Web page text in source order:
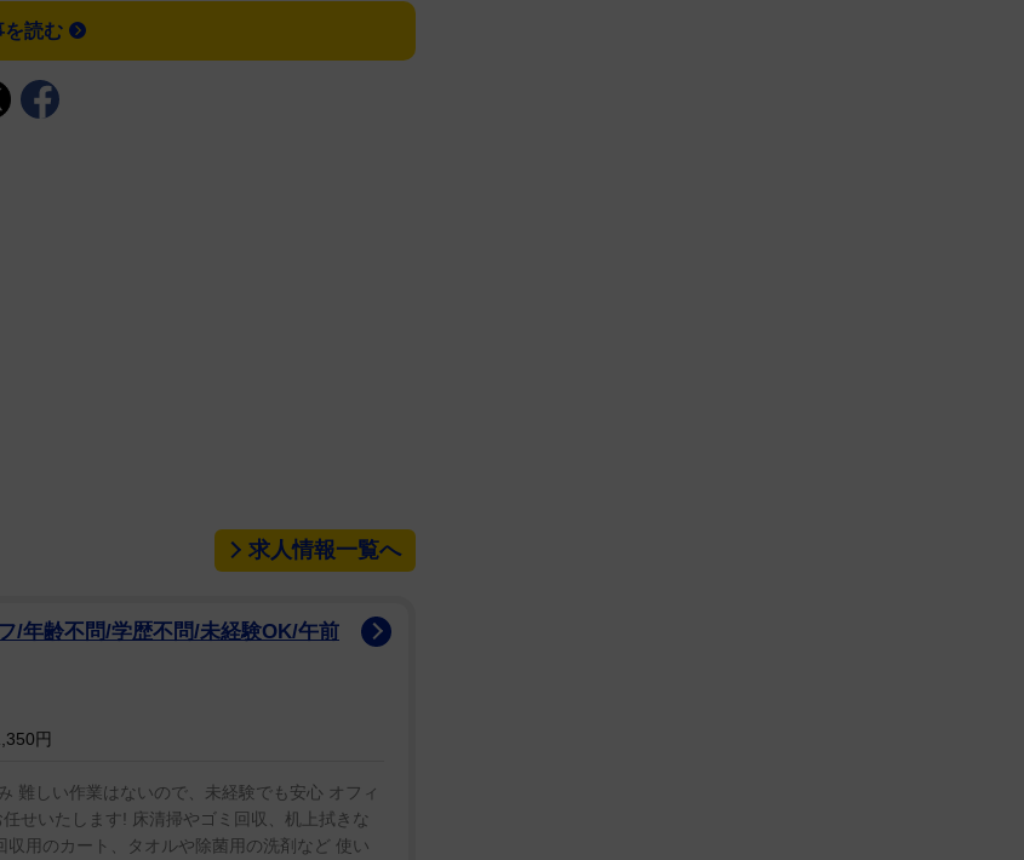
を読む
求人情報一覧へ
/年齢不問/学歴不問/未経験OK/午前
円
難しい作業はないので、未経験でも安心 オフィ
せいたします! 床清掃やゴミ回収、机上拭きな
用のカート、タオルや除菌用の洗剤など 使い